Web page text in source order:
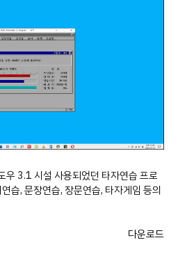
우 3.1 시설 사용되었던 타자연습 프로
습, 문장연습, 장문연습, 타자게임 등의
다운로드